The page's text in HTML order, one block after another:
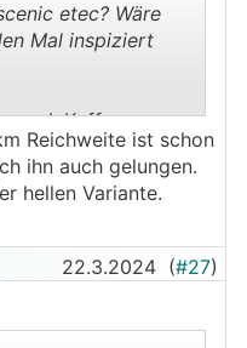
etec? Wäre
Mal inspiziert
cool, Kofferraum
mit der sehr tiefen
im Vergleich
hier dann noch
Reichweite ist schon
ihn auch gelungen.
hellen Variante.
22.3.2024 (#27)